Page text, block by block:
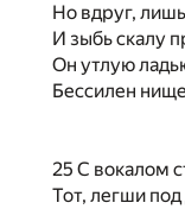
Но вдруг,
И зыбь скалу
Он утлую
Бессилен
25 С вокалом
Тот, легши